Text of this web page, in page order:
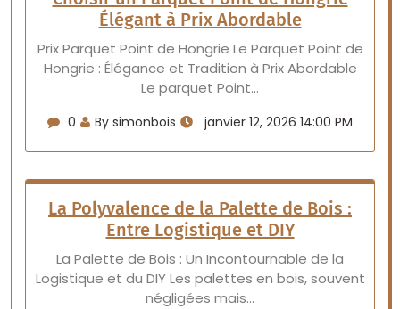
Élégant à Prix Abordable
Prix Parquet Point de Hongrie Le Parquet Point de
Hongrie : Élégance et Tradition à Prix Abordable
Le parquet Point…
0 By simonbois janvier 12, 2026 14:00 PM
La Polyvalence de la Palette de Bois :
Entre Logistique et DIY
La Palette de Bois : Un Incontournable de la
Logistique et du DIY Les palettes en bois, souvent
négligées mais…